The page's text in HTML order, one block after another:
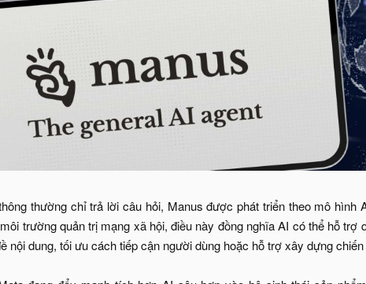
thường chỉ trả lời câu hỏi, Manus được phát triển theo mô hình
trường quản trị mạng xã hội, điều này đồng nghĩa AI có thể hỗ
nội dung, tối ưu cách tiếp cận người dùng hoặc hỗ trợ xây dựng